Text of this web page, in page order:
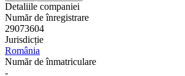
Detaliile companiei
Număr de înregistrare
29073604
Jurisdicție
România
Număr de înmatriculare
-